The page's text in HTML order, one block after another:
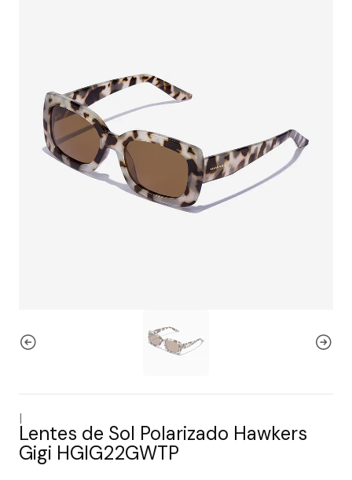
|
Lentes de Sol Polarizado Hawkers
Gigi HGIG22GWTP